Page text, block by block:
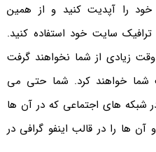
را آپدیت کنید و از همین
سایت خود استفاده کنید.
زیادی از شما نخواهند گرفت
شما خواهند کرد. شما حتی می
شبکه های اجتماعی که در آن ها
آن ها را در قالب اینفو گرافی در